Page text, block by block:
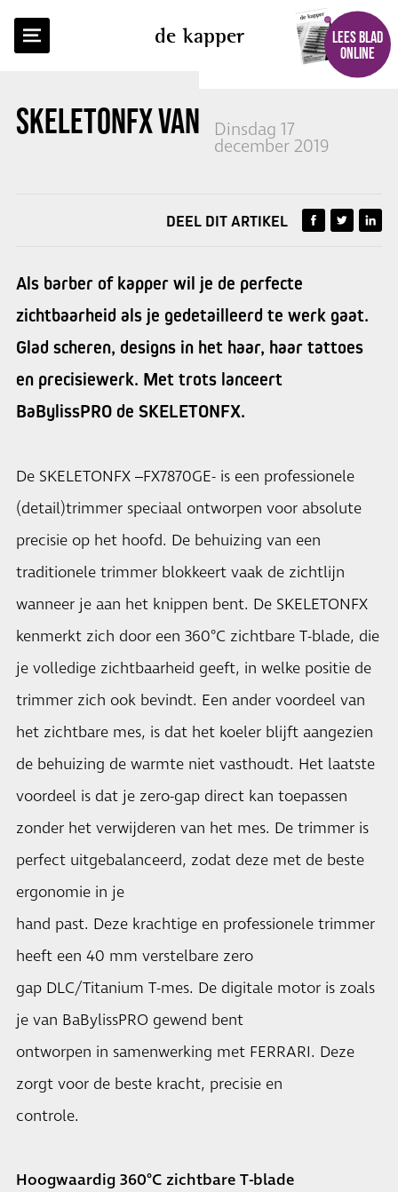
de kapper
LEES BLAD
ONLINE
SKELETONFX VAN BABYLISSPRO
Dinsdag 17
december 2019
TERUG NAAR OVERZICHT
DEEL DIT ARTIKEL
Als barber of kapper wil je de perfecte
zichtbaarheid als je gedetailleerd te werk gaat.
Glad scheren, designs in het haar, haar tattoes
en precisiewerk. Met trots lanceert
BaBylissPRO de SKELETONFX.
De SKELETONFX –FX7870GE- is een professionele
(detail)trimmer speciaal ontworpen voor absolute
precisie op het hoofd. De behuizing van een
traditionele trimmer blokkeert vaak de zichtlijn
wanneer je aan het knippen bent. De SKELETONFX
kenmerkt zich door een 360°C zichtbare T-blade, die
je volledige zichtbaarheid geeft, in welke positie de
trimmer zich ook bevindt. Een ander voordeel van
het zichtbare mes, is dat het koeler blijft aangezien
de behuizing de warmte niet vasthoudt. Het laatste
voordeel is dat je zero-gap direct kan toepassen
zonder het verwijderen van het mes. De trimmer is
perfect uitgebalanceerd, zodat deze met de beste
ergonomie in je
hand past. Deze krachtige en professionele trimmer
heeft een 40 mm verstelbare zero
gap DLC/Titanium T-mes. De digitale motor is zoals
je van BaBylissPRO gewend bent
ontworpen in samenwerking met FERRARI. Deze
zorgt voor de beste kracht, precisie en
controle.
Hoogwaardig 360°C zichtbare T-blade